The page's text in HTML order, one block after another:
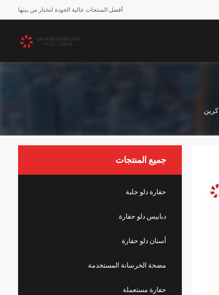
أفضل المنتجات عالية الجودة لتختار من بينها
جميع المنتجات
حفارة دلو جلبة
دبابيس دلو حفارة
أسنان دلو حفارة
مضخة الخرسانة المستخدمة
حفارة مستعملة